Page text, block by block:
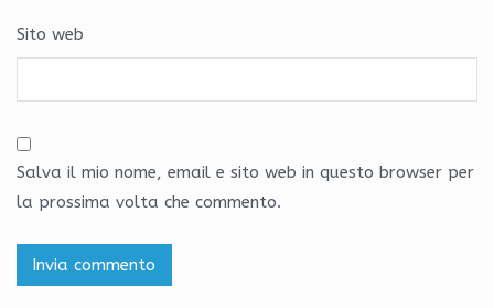
Sito web
Salva il mio nome, email e sito web in questo browser per
la prossima volta che commento.